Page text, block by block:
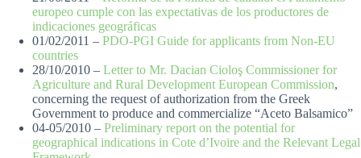
europeo cumple con las expectativas de los productores de
indicaciones geográficas
01/02/2011 – PDO-PGI Guide for applicants from Non-EU
countries
28/10/2010 – Letter to Mr. Dacian Cioloş Commissioner for
Agriculture and Rural Development European Commission,
concerning the request of authorization from the Greek
Government to produce and commercialize “Aceto Balsamico”
04-05/2010 – Preliminary report on the potential for
geographical indications in Cote d’Ivoire and the Relevant Legal